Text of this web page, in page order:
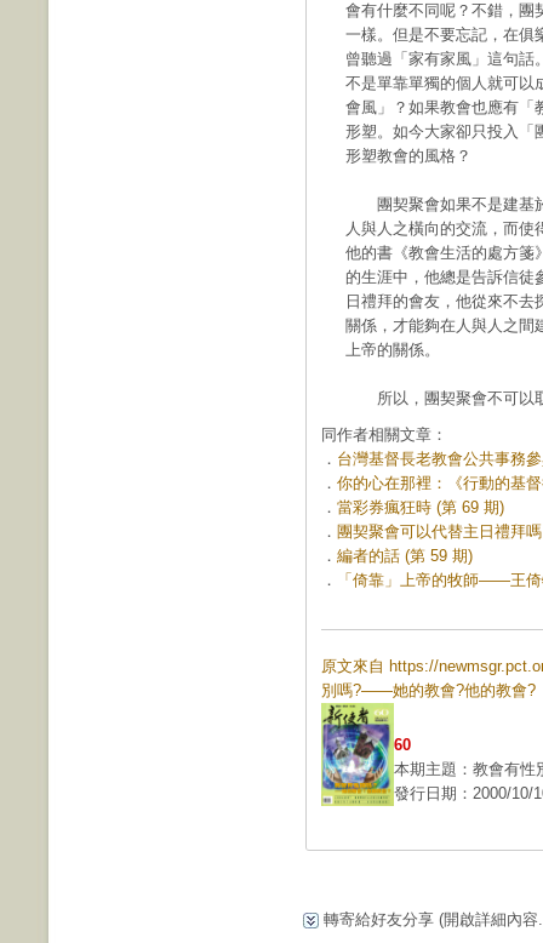
會有什麼不同呢？不錯，團
一樣。但是不要忘記，在俱
曾聽過「家有家風」這句話
不是單靠單獨的個人就可以
會風」？如果教會也應有「
形塑。如今大家卻只投入「
形塑教會的風格？
團契聚會如果不是建基於
人與人之橫向的交流，而
他的書《教會生活的處方箋
的生涯中，他總是告訴信徒
日禮拜的會友，他從來不
關係，才能夠在人與人之間
上帝的關係。
所以，團契聚會不可以
同作者相關文章：
． 台灣基督長老教會公共事務
． 你的心在那裡：《行動的基
． 當彩券瘋狂時 (第 69 期)
． 團契聚會可以代替主日禮拜
． 編者的話 (第 59 期)
．
「倚靠」上帝的牧師——王
原文來自 https://
別嗎?——她的教會?他的教會?
60
本期主題：教會有
發行日期：2000/10/
轉寄給好友分享 (開啟詳細內容